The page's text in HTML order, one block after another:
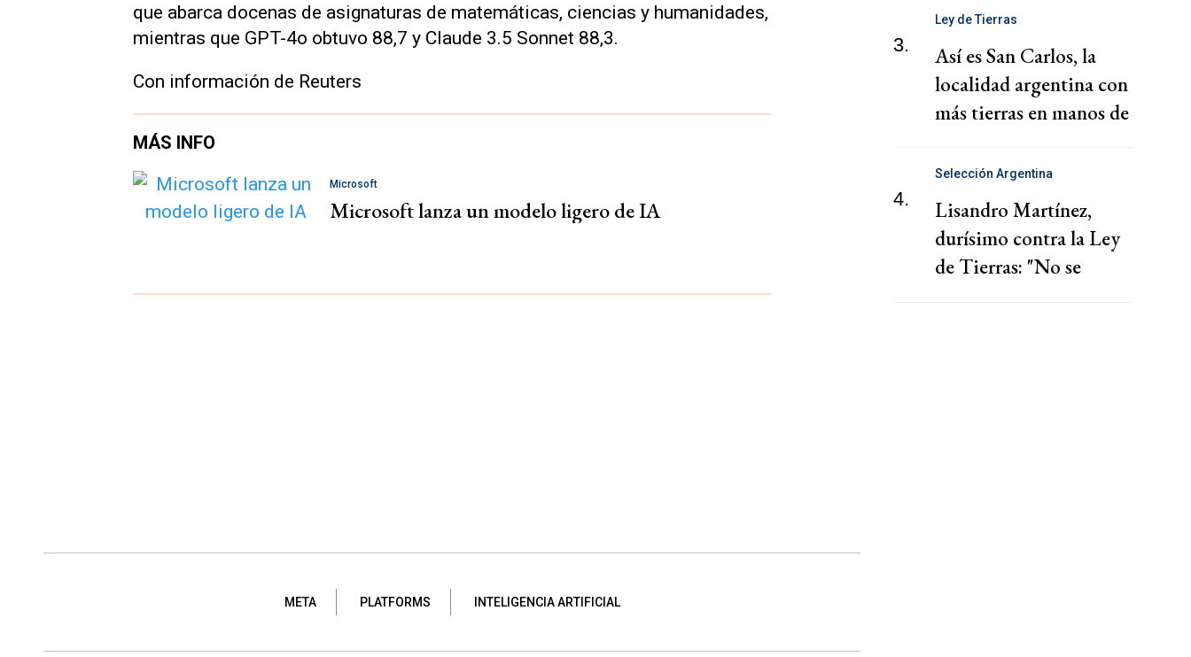
que abarca docenas de asignaturas de matemáticas, ciencias y humanidades,
mientras que GPT-4o obtuvo 88,7 y Claude 3.5 Sonnet 88,3.
Con información de Reuters
MÁS INFO
Microsoft
Microsoft lanza un modelo ligero de IA
META PLATFORMS INTELIGENCIA ARTIFICIAL
3.
Ley de Tierras
Así es San Carlos, la
localidad argentina con
más tierras en manos de
4.
Selección Argentina
Lisandro Martínez,
durísimo contra la Ley
de Tierras: "No se